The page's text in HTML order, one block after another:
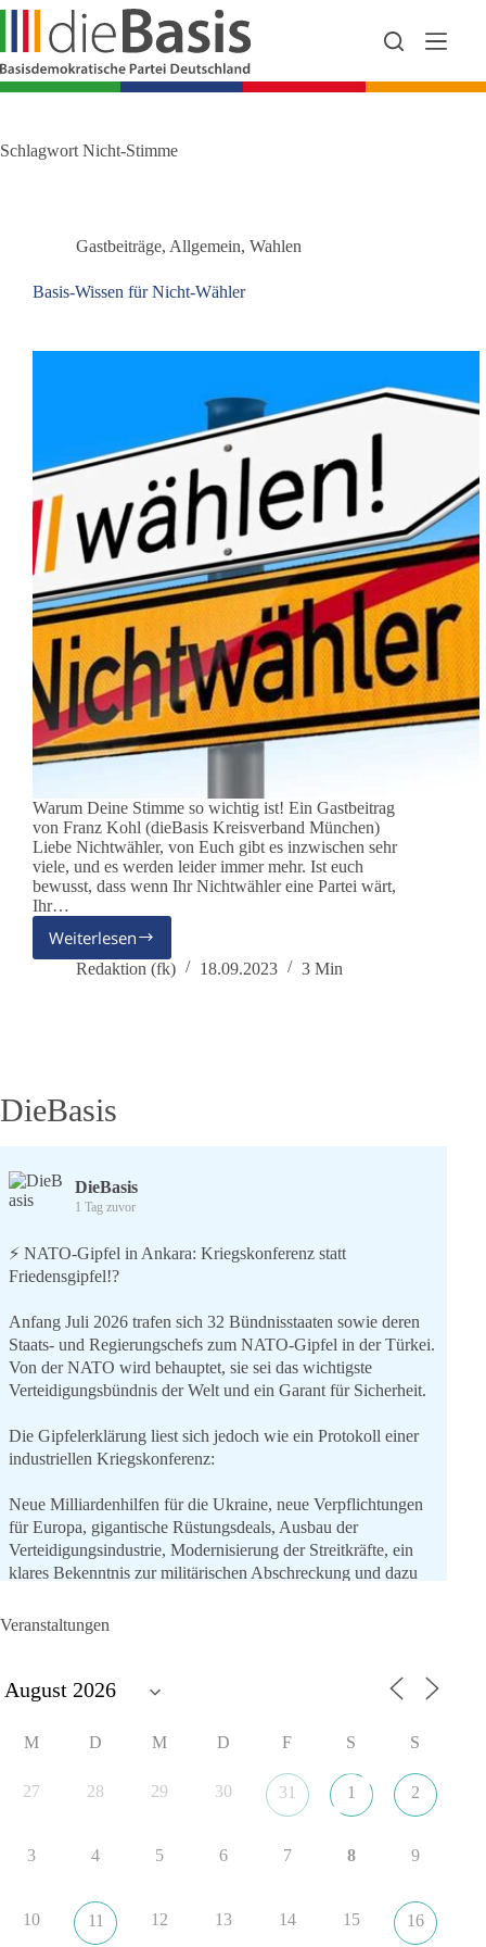
Zum
springen
Schlagwort Nicht-Stimme
Gastbeiträge, Allgemein, Wahlen
Basis-Wissen für Nicht-Wähler
Warum Deine Stimme so wichtig ist! Ein Gastbeitrag
von Franz Kohl (dieBasis Kreisverband München)
Liebe Nichtwähler, von Euch gibt es inzwischen sehr
viele, und es werden leider immer mehr. Ist euch
bewusst, dass wenn Ihr Nichtwähler eine Partei wärt,
Ihr…
Weiterlesen
Basis-
Wissen
Redaktion (fk) 18.09.2023 3 Min
DieBasis
DieBasis
1 Tag zuvor
⚡️ NATO-Gipfel in Ankara: Kriegskonferenz statt
Friedensgipfel!?
Anfang Juli 2026 trafen sich 32 Bündnisstaaten sowie deren
Staats- und Regierungschefs zum NATO-Gipfel in der Türkei.
Von der NATO wird behauptet, sie sei das wichtigste
Verteidigungsbündnis der Welt und ein Garant für Sicherheit.
Die Gipfelerklärung liest sich jedoch wie ein Protokoll einer
industriellen Kriegskonferenz:
Neue Milliardenhilfen für die Ukraine, neue Verpflichtungen
für Europa, gigantische Rüstungsdeals, Ausbau der
Verteidigungsindustrie, Modernisierung der Streitkräfte, ein
klares Bekenntnis zur militärischen Abschreckung und dazu
aus der NATO. Ein Gipfel, der mehr nach Rüstungsdeal als
nach Friedenspolitik klingt, wird niemals Sicherheit schaffen,
#NATO
Veranstaltungen
M D M D F S S
27 28 29 30 31 1 2
3 4 5 6 7 8 9
10 11 12 13 14 15 16